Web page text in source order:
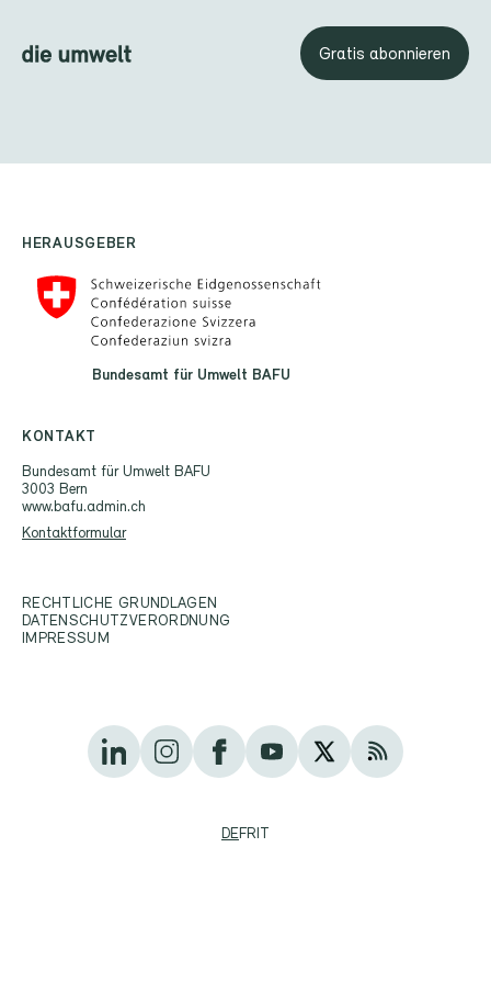
Gratis abonnieren
HERAUSGEBER
Bundesamt für Umwelt BAFU
KONTAKT
Bundesamt für Umwelt BAFU
3003 Bern
www.bafu.admin.ch
Kontaktformular
RECHTLICHE GRUNDLAGEN
DATENSCHUTZVERORDNUNG
IMPRESSUM
DEFRIT